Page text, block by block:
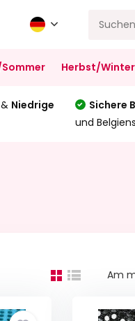
Herbst/Winter
& Niedrige
Sichere
und Belgiens
Am